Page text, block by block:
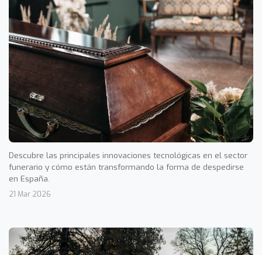
Descubre las principales innovaciones tecnológicas en el sector
funerario y cómo están transformando la forma de despedirse
en España.
21 Mar 2026